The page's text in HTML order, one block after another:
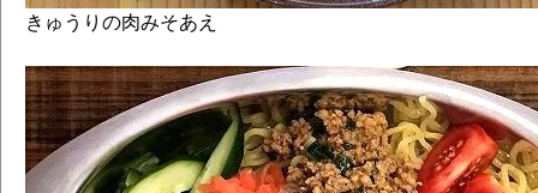
きゅうりの肉みそあえ